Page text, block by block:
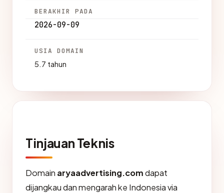
BERAKHIR PADA
2026-09-09
USIA DOMAIN
5.7 tahun
Tinjauan Teknis
Domain aryaadvertising.comdapat
dijangkau dan mengarah ke Indonesia via